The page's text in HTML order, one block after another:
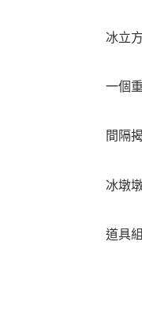
冰立方
一個重
間隔揭
冰墩墩
道具組